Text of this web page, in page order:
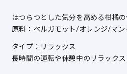
はつらつとした気分を⾼める柑橘
原料：ベルガモット/オレンジ/マン
タイプ：リラックス
長時間の運転や休憩中のリラック